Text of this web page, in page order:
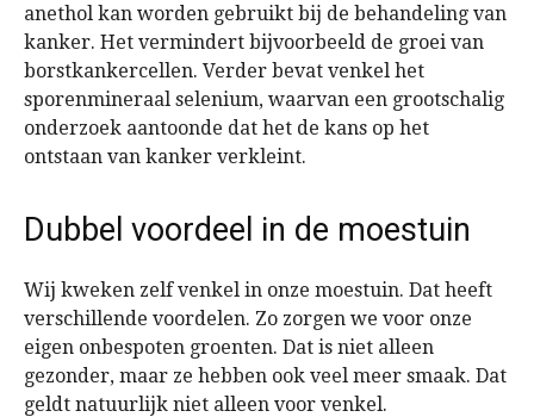
anethol kan worden gebruikt bij de behandeling van
kanker. Het vermindert bijvoorbeeld de groei van
borstkankercellen. Verder bevat venkel het
sporenmineraal selenium, waarvan een grootschalig
onderzoek aantoonde dat het de kans op het
ontstaan van kanker verkleint.
Dubbel voordeel in de moestuin
Wij kweken zelf venkel in onze moestuin. Dat heeft
verschillende voordelen. Zo zorgen we voor onze
eigen onbespoten groenten. Dat is niet alleen
gezonder, maar ze hebben ook veel meer smaak. Dat
geldt natuurlijk niet alleen voor venkel.